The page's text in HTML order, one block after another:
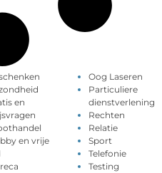
en
en vrije
Oog Laseren
Particuliere
dienstverlening
Rechten
Relatie
Sport
Telefonie
Testing